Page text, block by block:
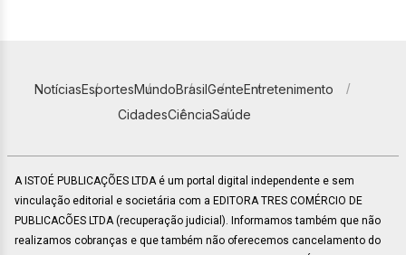
NotíciasEsportesMundoBrasilGenteEntretenimento
CidadesCiênciaSaúde
A ISTOÉ PUBLICAÇÕES LTDA é um portal digital independente e sem
vinculação editorial e societária com a EDITORA TRES COMÉRCIO DE
PUBLICACÕES LTDA (recuperação judicial). Informamos também que não
realizamos cobranças e que também não oferecemos cancelamento do